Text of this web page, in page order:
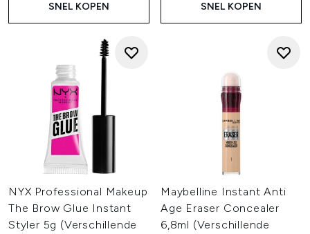
SNEL KOPEN SNEL KOPEN
NYX Professional Makeup
The Brow Glue Instant
Styler 5g (Verschillende
Maybelline Instant Anti
Age Eraser Concealer
6,8ml (Verschillende